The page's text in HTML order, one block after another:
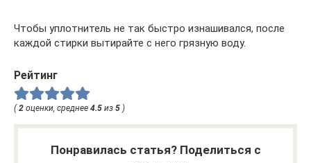
Чтобы уплотнитель не так быстро изнашивался, после
каждой стирки вытирайте с него грязную воду.
Рейтинг
(2 оценки, среднее 4.5 из 5 )
Понравилась статья? Поделиться с